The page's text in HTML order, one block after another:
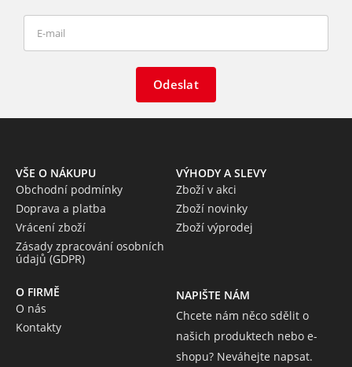
Odeslat
VŠE O NÁKUPU
Obchodní podmínky
Doprava a platba
Vrácení zboží
Zásady zpracování osobních
údajů (GDPR)
VÝHODY A SLEVY
Zboží v akci
Zboží novinky
Zboží výprodej
O FIRMĚ
O nás
Kontakty
NAPIŠTE NÁM
Chcete nám něco sdělit o
našich produktech nebo e-
shopu? Neváhejte napsat.